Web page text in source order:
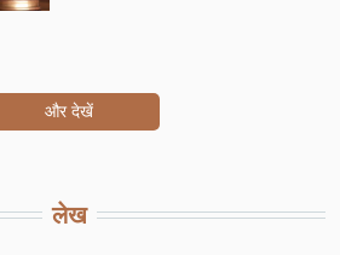
और देखें
लेख